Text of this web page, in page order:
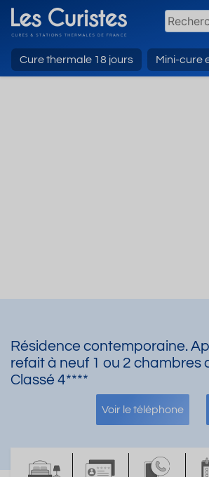
Cure thermale 18 jours Mini-cure
Résidence contemporaine.
refait à neuf 1 ou 2 chambres
Classé 4****
Voir le téléphone